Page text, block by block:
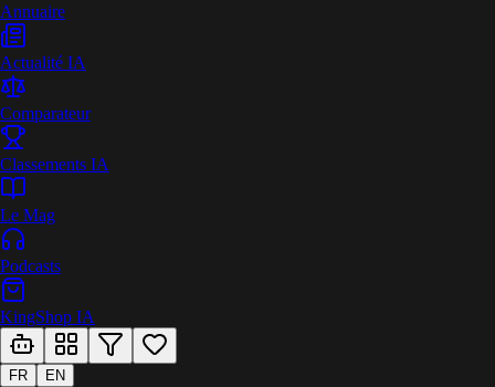
Annuaire
Actualité IA
Comparateur
Classements IA
Le Mag
Podcasts
KingShop IA
FR EN